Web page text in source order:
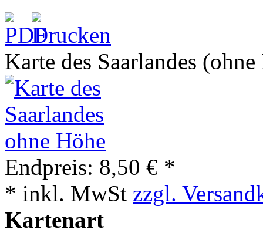
Karte des Saarlandes
Endpreis: 8,50 € *
* inkl. MwSt zzgl.
Kartenart